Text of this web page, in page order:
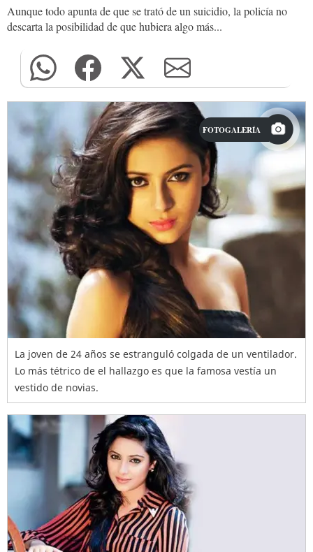
Aunque todo apunta de que se trató de un suicidio, la policía no
descarta la posibilidad de que hubiera algo más...
FOTOGALERÍA
La joven de 24 años se estranguló colgada de un ventilador.
Lo más tétrico de el hallazgo es que la famosa vestía un
vestido de novias.